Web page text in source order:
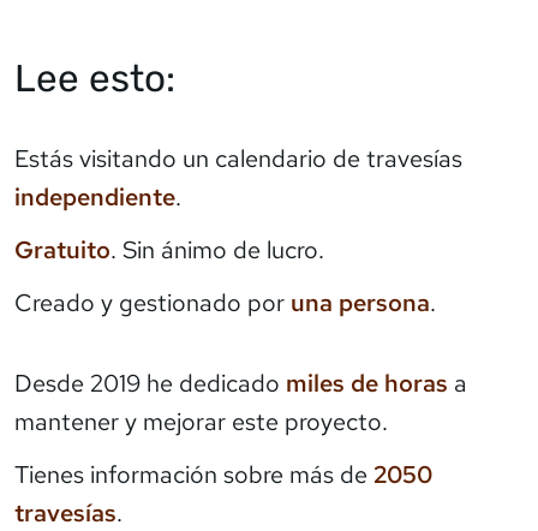
Lee esto:
Estás visitando un calendario de travesías
independiente.
Gratuito. Sin ánimo de lucro.
Creado y gestionado por una persona.
Desde 2019 he dedicado miles de horas a
mantener y mejorar este proyecto.
Tienes información sobre más de 2050
travesías.